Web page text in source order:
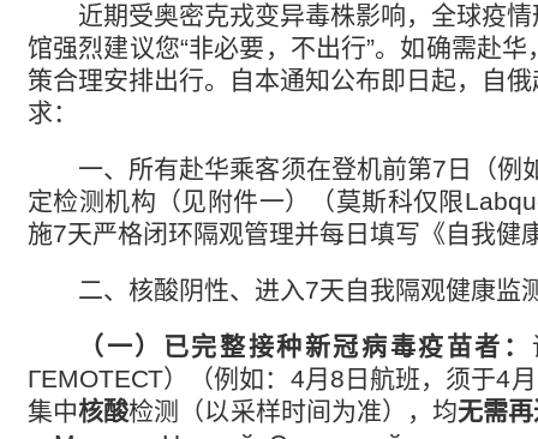
近期受奥密克戎变异毒株影响，全球疫
馆强烈建议您“非必要，不出行”。如确需赴华
策合理安排出行。自本通知公布即日起，自
求：
一、 所有赴华乘客须在登机前第7 日（例
定检测机构（见附件一）（莫斯科仅限
施7天严格闭环隔观管理并每日填写《自我健
二、核酸阴性、进入7天自我隔观健康监
（一）已完整接种新冠病毒疫苗者：
ГЕМОТЕСТ）（例如： 4月 8 日航班，须于4月
集中核酸检测（以采样时间为准），均无需